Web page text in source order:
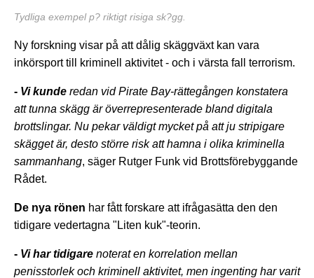
Tydliga exempel p? riktigt risiga sk?gg.
Ny forskning visar på att dålig skäggväxt kan vara
inkörsport till kriminell aktivitet - och i värsta fall terrorism.
- Vi kunde redan vid Pirate Bay-rättegången konstatera
att tunna skägg är överrepresenterade bland digitala
brottslingar. Nu pekar väldigt mycket på att ju stripigare
skägget är, desto större risk att hamna i olika kriminella
sammanhang, säger Rutger Funk vid Brottsförebyggande
Rådet.
De nya rönen har fått forskare att ifrågasätta den den
tidigare vedertagna "Liten kuk"-teorin.
- Vi har tidigare noterat en korrelation mellan
penisstorlek och kriminell aktivitet, men ingenting har varit